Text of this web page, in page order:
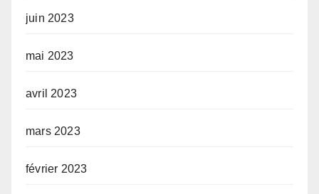
juin 2023
mai 2023
avril 2023
mars 2023
février 2023